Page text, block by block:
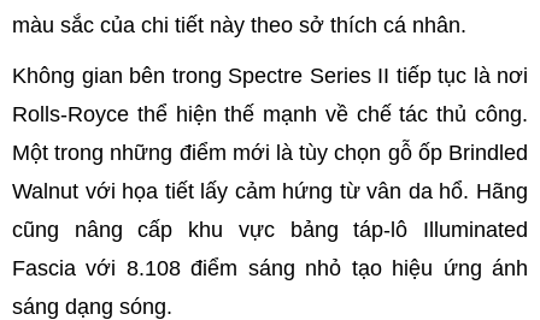
màu sắc của chi tiết này theo sở thích cá nhân.
Không gian bên trong Spectre Series II tiếp tục là nơi
Rolls-Royce thể hiện thế mạnh về chế tác thủ công.
Một trong những điểm mới là tùy chọn gỗ ốp Brindled
Walnut với họa tiết lấy cảm hứng từ vân da hổ. Hãng
cũng nâng cấp khu vực bảng táp-lô Illuminated
Fascia với 8.108 điểm sáng nhỏ tạo hiệu ứng ánh
sáng dạng sóng.